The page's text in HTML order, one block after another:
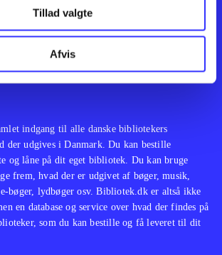
Tillad valgte
Afvis Feedback
indgang til alle danske bibliotekers
der udgives i Danmark. Du kan bestille
og låne på dit eget bibliotek. Du kan bruge
frem, hvad der er udgivet af bøger, musik,
bøger, lydbøger osv. Bibliotek.dk er altså ikke
en database og service over hvad der findes på
som du kan bestille og få leveret til dit
Musik
Noder